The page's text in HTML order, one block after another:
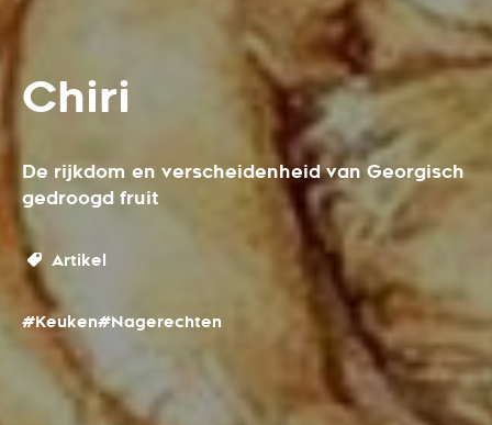
Chiri
De rijkdom en verscheidenheid van Georgisch
gedroogd fruit
Artikel
#Keuken#Nagerechten